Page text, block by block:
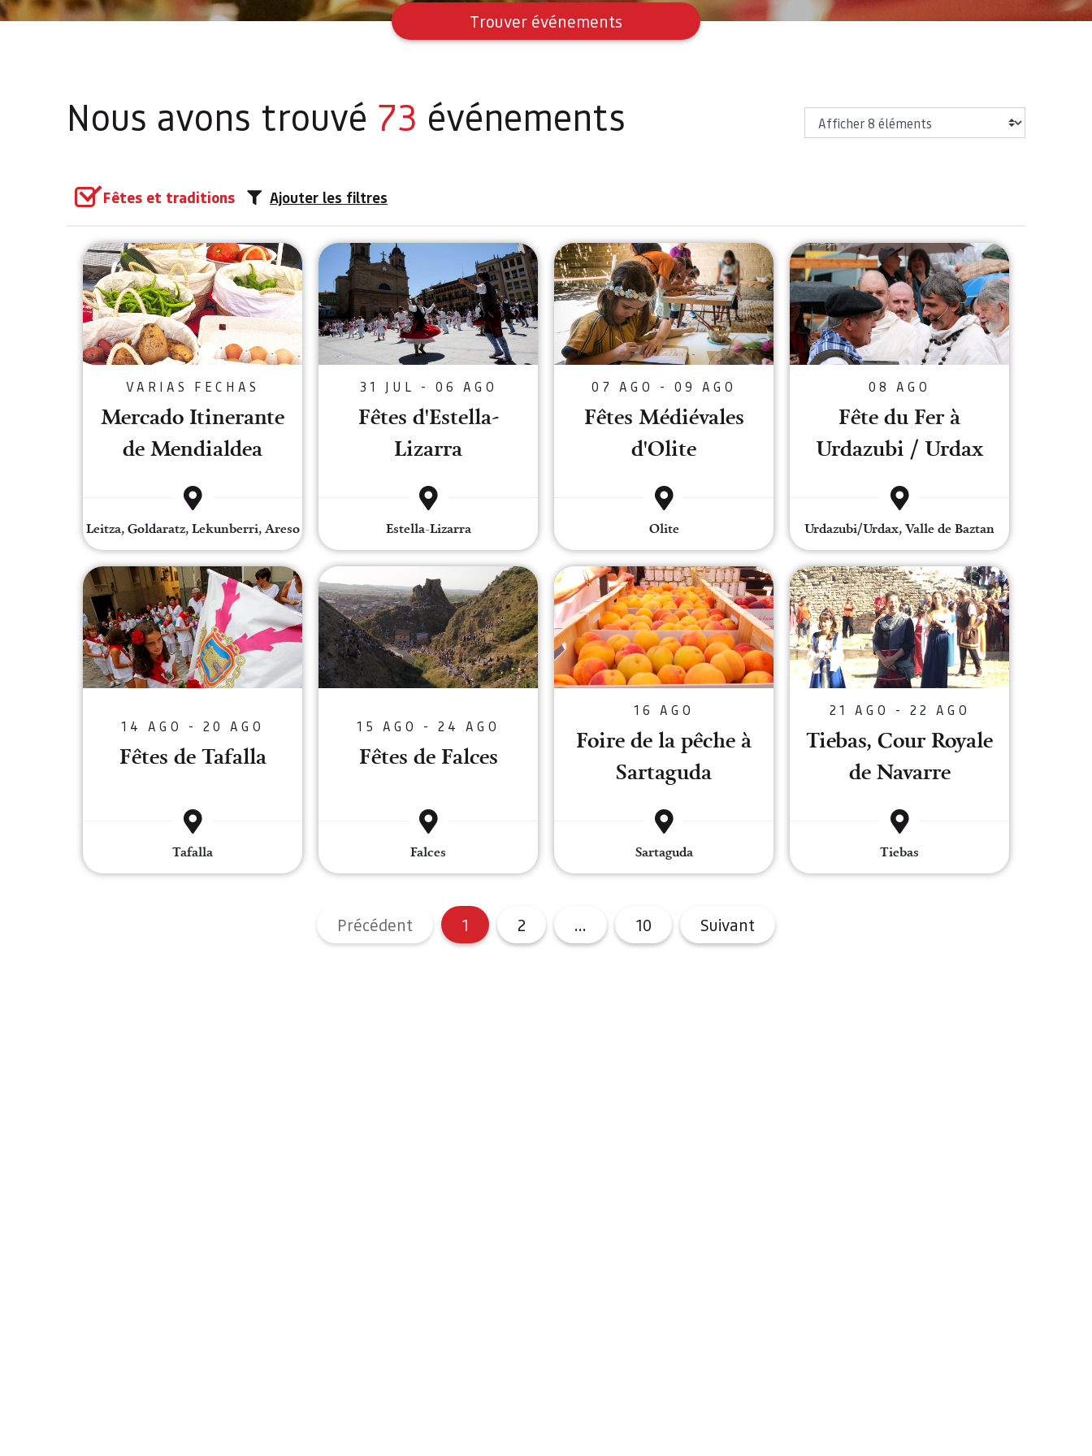
Trouver événements
Nous avons trouvé 73 événements
Fêtes et traditions Ajouter les filtres
Mercado Itinerante de Mendialdea
VARIAS FECHAS
Mercado Itinerante
de Mendialdea
Leitza, Goldaratz, Lekunberri, Areso
Fêtes d'Estella-Lizarra
31 JUL - 06 AGO
Fêtes d'Estella-
Lizarra
Estella-Lizarra
Fêtes Médiévales d'Olite
07 AGO - 09 AGO
Fêtes Médiévales
d'Olite
Olite
Fête du Fer à Urdazubi / Urdax
08 AGO
Fête du Fer à
Urdazubi / Urdax
Urdazubi/Urdax, Valle de Baztan
Fêtes de Tafalla
14 AGO - 20 AGO
Fêtes de Tafalla
Tafalla
Fêtes de Falces
15 AGO - 24 AGO
Fêtes de Falces
Falces
Foire de la pêche à Sartaguda
16 AGO
Foire de la pêche à
Sartaguda
Sartaguda
Tiebas, Cour Royale de Navarre
21 AGO - 22 AGO
Tiebas, Cour Royale
de Navarre
Tiebas
Précédent 1 2 ... 10 Suivant